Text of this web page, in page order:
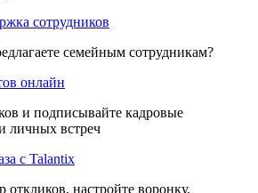
сотрудников
семейным сотрудникам?
онлайн
и подписывайте кадровые
личных встреч
с Talantix
откликов, настройте воронку,